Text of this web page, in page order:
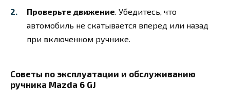
Проверьте движение. Убедитесь, что
автомобиль не скатывается вперед или назад
при включенном ручнике.
Советы по эксплуатации и обслуживанию
ручника Mazda 6 GJ